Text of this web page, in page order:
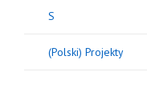
S
(Polski) Projekty